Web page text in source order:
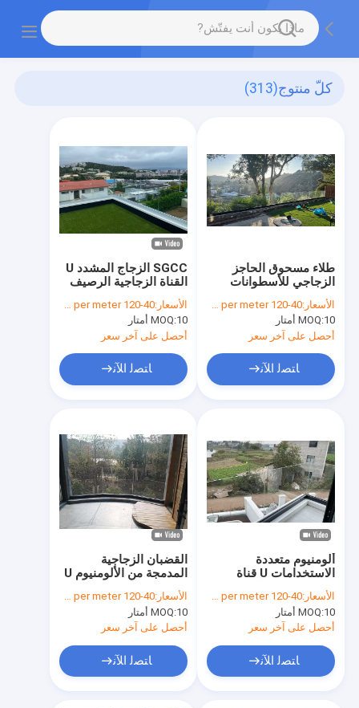
كلّ منتوج(313)
SGCC الزجاج المشدد U
القناة الزجاجية الرصيف
الهيكل المستقر ضوء LED
الأسعار:40-120 dollars per meter
MOQ:10 أمتار
أحصل على آخر سعر
ﺎﺘﺼﻟ ﺍﻶﻧ
طلاء مسحوق الحاجز
الزجاجي للأسطوانات
السكنية
الأسعار:40-120 dollars per meter
MOQ:10 أمتار
أحصل على آخر سعر
ﺎﺘﺼﻟ ﺍﻶﻧ
القضبان الزجاجية
المدمجة من الألومنيوم U
المقاومة للماء
الأسعار:40-120 dollars per meter
MOQ:10 أمتار
أحصل على آخر سعر
ﺎﺘﺼﻟ ﺍﻶﻧ
ألومنيوم متعددة
الاستخدامات U قناة
الزجاج الحاجز الداخلي
الزجاج الألومنيوم
الرصيف
الأسعار:40-120 dollars per meter
MOQ:10 أمتار
أحصل على آخر سعر
ﺎﺘﺼﻟ ﺍﻶﻧ